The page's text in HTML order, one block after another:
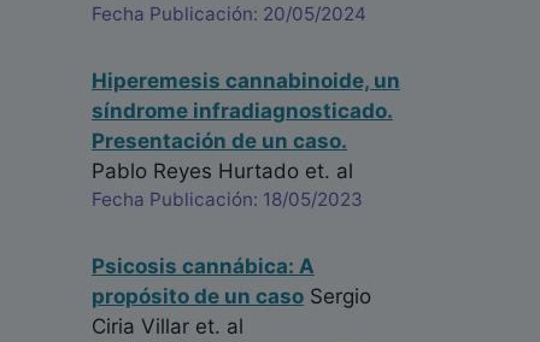
Fecha Publicación: 20/05/2024
Hiperemesis cannabinoide, un
síndrome infradiagnosticado.
Presentación de un caso.
Pablo Reyes Hurtado et. al
Fecha Publicación: 18/05/2023
Psicosis cannábica: A
propósito de un caso Sergio
Ciria Villar et. al